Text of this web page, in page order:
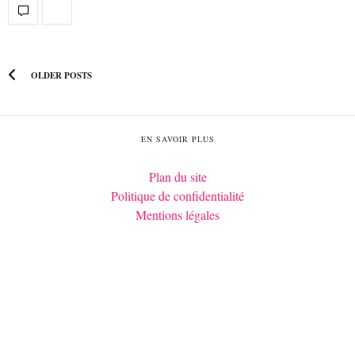
OLDER POSTS
EN SAVOIR PLUS
Plan du site
Politique de confidentialité
Mentions légales